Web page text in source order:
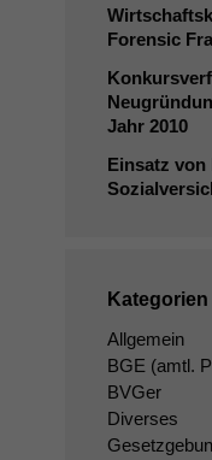
Forensic
Jahr 2010
Einsatz von
Kategorien
Allgemein
BGE (amtl.
BVGer
Diverses